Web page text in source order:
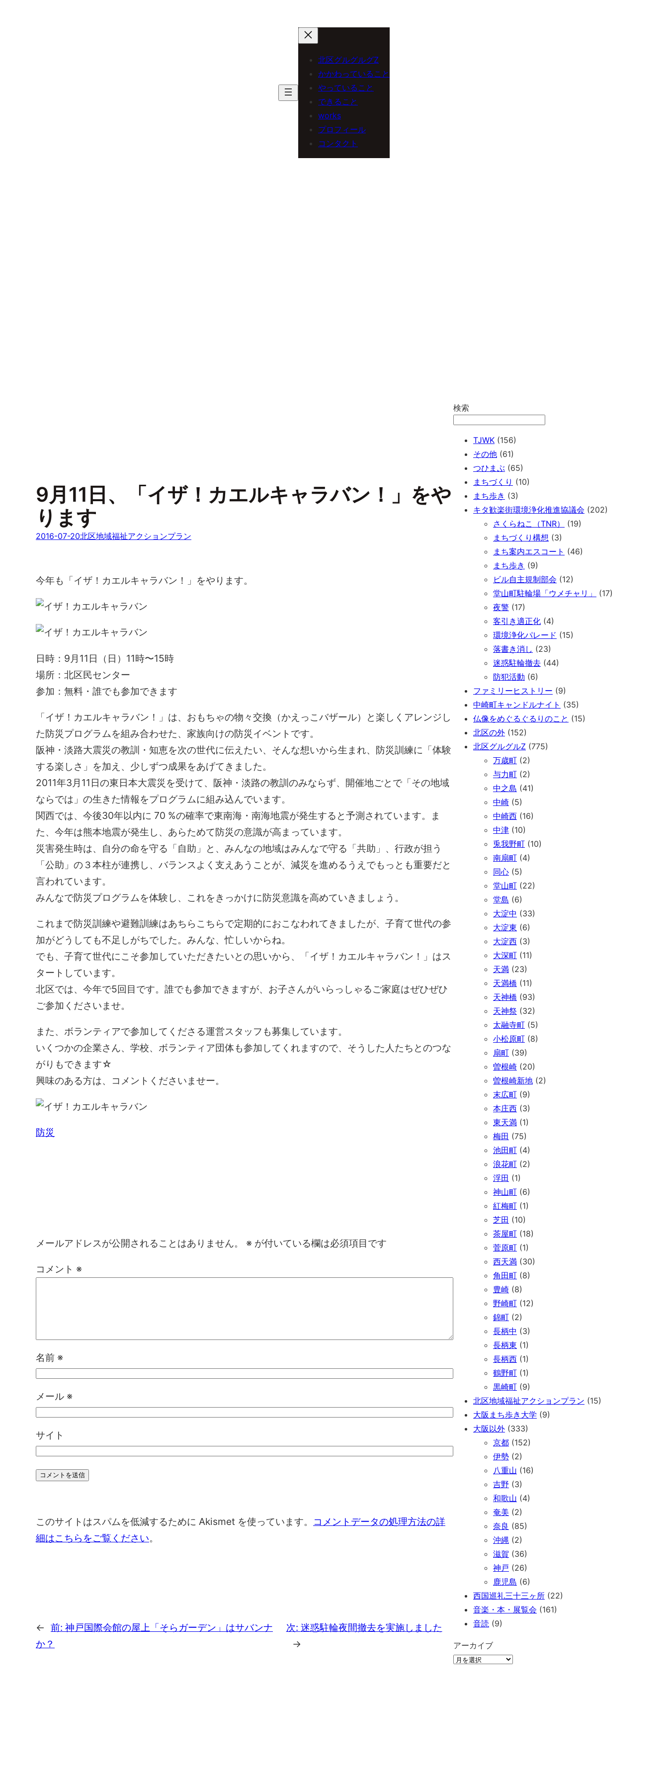
北区グルグルグZ
かかわっていること
やっていること
できること
works
プロフィール
コンタクト
9月11日、「イザ！カエルキャラバン！」をや
ります
2016-07-20北区地域福祉アクションプラン
今年も「イザ！カエルキャラバン！」をやります。
日時：9月11日（日）11時〜15時
場所：北区民センター
参加：無料・誰でも参加できます
「イザ！カエルキャラバン！」は、おもちゃの物々交換（かえっこバザール）と楽しくアレンジし
た防災プログラムを組み合わせた、家族向けの防災イベントです。
阪神・淡路大震災の教訓・知恵を次の世代に伝えたい、そんな想いから生まれ、防災訓練に「体験
する楽しさ」を加え、少しずつ成果をあげてきました。
2011年3月11日の東日本大震災を受けて、阪神・淡路の教訓のみならず、開催地ごとで「その地域
ならでは」の生きた情報をプログラムに組み込んでいます。
関西では、今後30年以内に 70 %の確率で東南海・南海地震が発生すると予測されています。ま
た、今年は熊本地震が発生し、あらためて防災の意識が高まっています。
災害発生時は、自分の命を守る「自助」と、みんなの地域はみんなで守る「共助」、行政が担う
「公助」の３本柱が連携し、バランスよく支えあうことが、減災を進めるうえでもっとも重要だと
言われています。
みんなで防災プログラムを体験し、これをきっかけに防災意識を高めていきましょう。
これまで防災訓練や避難訓練はあちらこちらで定期的におこなわれてきましたが、子育て世代の参
加がどうしても不足しがちでした。みんな、忙しいからね。
でも、子育て世代にこそ参加していただきたいとの思いから、「イザ！カエルキャラバン！」はス
タートしています。
北区では、今年で5回目です。誰でも参加できますが、お子さんがいらっしゃるご家庭はぜひぜひ
ご参加くださいませ。
また、ボランティアで参加してくださる運営スタッフも募集しています。
いくつかの企業さん、学校、ボランティア団体も参加してくれますので、そうした人たちとのつな
がりもできます☆
興味のある方は、コメントくださいませー。
防災
メールアドレスが公開されることはありません。 ※ が付いている欄は必須項目です
コメント ※
名前 ※
メール ※
サイト
このサイトはスパムを低減するために Akismet を使っています。
コメントデータの処理方法の詳
細はこちらをご覧ください。
← 前: 神戸国際会館の屋上「そらガーデン」はサバンナ
か？
次: 迷惑駐輪夜間撤去を実施しました
→
検索
TJWK (156)
その他 (61)
つひまぶ (65)
まちづくり (10)
まち歩き (3)
キタ歓楽街環境浄化推進協議会 (202)
さくらねこ（TNR）
(19)
まちづくり構想 (3)
まち案内エスコート (46)
まち歩き (9)
ビル自主規制部会 (12)
堂山町駐輪場「ウメチャリ」
(17)
夜警 (17)
客引き適正化 (4)
環境浄化パレード (15)
落書き消し (23)
迷惑駐輪撤去 (44)
防犯活動 (6)
ファミリーヒストリー (9)
中崎町キャンドルナイト (35)
仏像をめぐるぐるりのこと (15)
北区の外 (152)
北区グルグルZ (775)
万歳町 (2)
与力町 (2)
中之島 (41)
中崎 (5)
中崎西 (16)
中津 (10)
兎我野町 (10)
南扇町 (4)
同心 (5)
堂山町 (22)
堂島 (6)
大淀中 (33)
大淀東 (6)
大淀西 (3)
大深町 (11)
天満 (23)
天満橋 (11)
天神橋 (93)
天神祭 (32)
太融寺町 (5)
小松原町 (8)
扇町 (39)
曽根崎 (20)
曽根崎新地 (2)
末広町 (9)
本庄西 (3)
東天満 (1)
梅田 (75)
池田町 (4)
浪花町 (2)
浮田 (1)
神山町 (6)
紅梅町 (1)
芝田 (10)
茶屋町 (18)
菅原町 (1)
西天満 (30)
角田町 (8)
豊崎 (8)
野崎町 (12)
錦町 (2)
長柄中 (3)
長柄東 (1)
長柄西 (1)
鶴野町 (1)
黒崎町 (9)
北区地域福祉アクションプラン (15)
大阪まち歩き大学 (9)
大阪以外 (333)
京都 (152)
伊勢 (2)
八重山 (16)
吉野 (3)
和歌山 (4)
奄美 (2)
奈良 (85)
沖縄 (2)
滋賀 (36)
神戸 (26)
鹿児島 (6)
西国巡礼三十三ヶ所 (22)
音楽・本・展覧会 (161)
音読 (9)
アーカイブ